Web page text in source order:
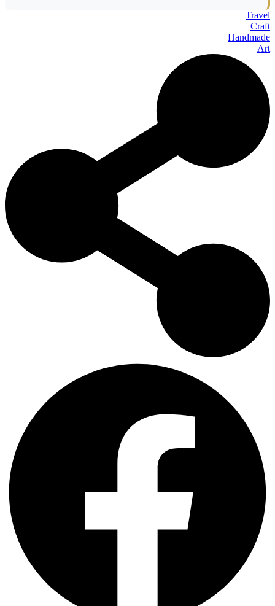
Travel
Craft
Handmade
Art